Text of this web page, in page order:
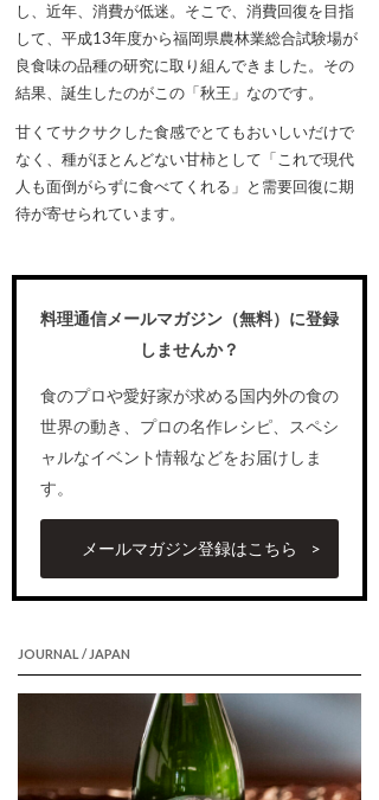
し、近年、消費が低迷。そこで、消費回復を目指
して、平成13年度から福岡県農林業総合試験場が
良食味の品種の研究に取り組んできました。その
結果、誕生したのがこの「秋王」なのです。
甘くてサクサクした食感でとてもおいしいだけで
なく、種がほとんどない甘柿として「これで現代
人も面倒がらずに食べてくれる」と需要回復に期
待が寄せられています。
料理通信メールマガジン（無料）に登録
しませんか？
食のプロや愛好家が求める国内外の食の
世界の動き、プロの名作レシピ、スペシ
ャルなイベント情報などをお届けしま
す。
メールマガジン登録はこちら
JOURNAL / JAPAN